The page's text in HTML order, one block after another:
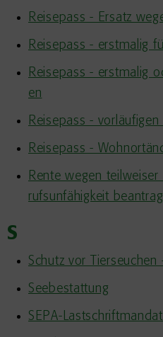
Reisepass - Ersatz
Reisepass - erstmalig
Reisepass - erstmalig
en
Reisepass -
Reisepass -
Rente wegen
rufsunfähigkeit
S
Schutz vor Tierseuchen
Seebestattung
SEPA-